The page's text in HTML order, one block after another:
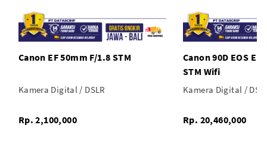
Canon EF 50mm F/1.8 STM
Kamera Digital / DSLR
Rp. 2,100,000
Canon 90D EOS
STM Wifi
Kamera Digital /
Rp. 20,460,000